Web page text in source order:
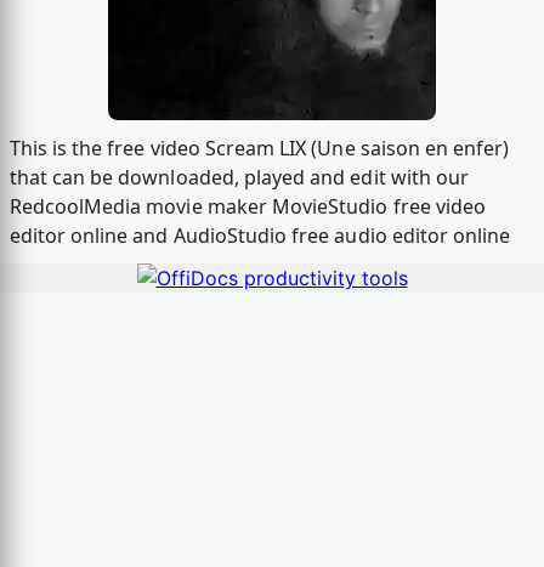
This is the free video Scream LIX (Une saison en enfer)
that can be downloaded, played and edit with our
RedcoolMedia movie maker MovieStudio free video
editor online and AudioStudio free audio editor online